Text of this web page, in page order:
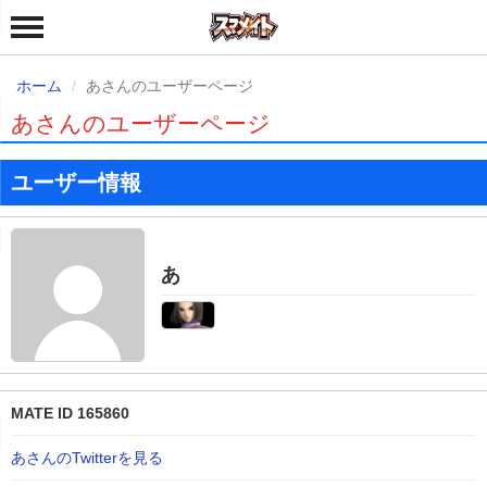
ホーム あさんのユーザーページ
あさんのユーザーページ
ユーザー情報
あ
MATE ID 165860
あさんのTwitterを見る